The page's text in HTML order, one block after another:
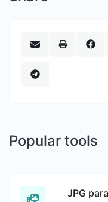
Popular tools
JPG